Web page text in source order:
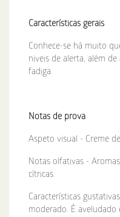
Características gerais
Conhece-se há muito
niveis de alerta, além
fadiga.
Notas de prova
Aspeto visual - Creme
Notas olfativas -
cítricas.
Características
moderado. É